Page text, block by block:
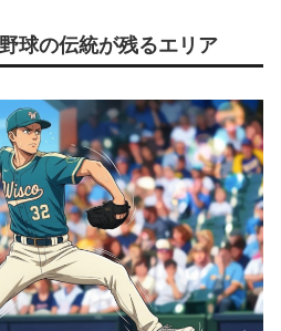
球の伝統が残るエリア